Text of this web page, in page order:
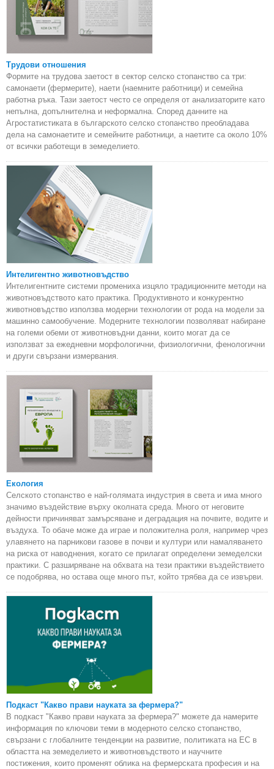
Трудови отношения
Формите на трудова заетост в сектор селско стопанство са три:
самонаети (фермерите), наети (наемните работници) и семейна
работна ръка. Тази заетост често се определя от анализаторите като
непълна, допълнителна и неформална. Според данните на
Агростатистиката в българското селско стопанство преобладава
дела на самонаетите и семейните работници, а наетите са около 10%
от всички работещи в земеделието.
Интелигентно животновъдство
Интелигентните системи промениха изцяло традиционните методи на
животновъдството като практика. Продуктивното и конкурентно
животновъдство използва модерни технологии от рода на модели за
машинно самообучение. Модерните технологии позволяват набиране
на големи обеми от животновъдни данни, които могат да се
използват за ежедневни морфологични, физиологични, фенологични
и други свързани измервания.
Екология
Селското стопанство е най-голямата индустрия в света и има много
значимо въздействие върху околната среда. Много от неговите
дейности причиняват замърсяване и деградация на почвите, водите и
въздуха. То обаче може да играе и положителна роля, например чрез
улавянето на парникови газове в почви и култури или намаляването
на риска от наводнения, когато се прилагат определени земеделски
практики. С разширяване на обхвата на тези практики въздействието
се подобрява, но остава още много път, който трябва да се извърви.
Подкаст "Какво прави науката за фермера?"
В подкаст "Какво прави науката за фермера?" можете да намерите
информация по ключови теми в модерното селско стопанство,
свързани с глобалните тенденции на развитие, политиката на ЕС в
областта на земеделието и животновъдството и научните
постижения, които променят облика на фермерската професия и на